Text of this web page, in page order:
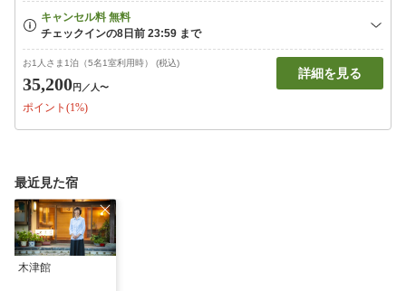
お1人さま1泊（5名1室利用時） (税込)
35,200円 ／人〜
ポイント(1%)
詳細を見る
最近見た宿
木津館